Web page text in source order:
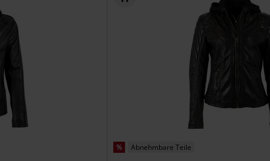
% Abnehmbare Teile